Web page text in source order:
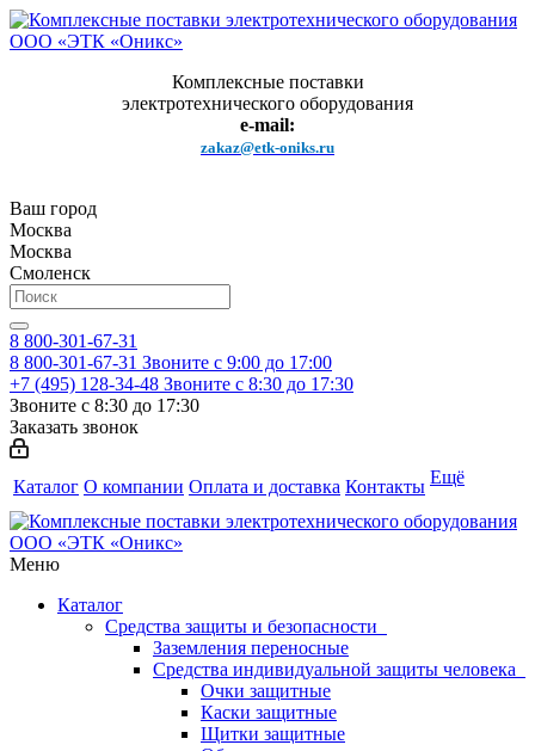
Комплексные поставки
электротехнического оборудования
e-mail:
zakaz@etk-oniks.ru
Ваш город
Москва
Москва
Смоленск
8 800-301-67-31
8 800-301-67-31 Звоните с 9:00 до 17:00
+7 (495) 128-34-48 Звоните с 8:30 до 17:30
Звоните с 8:30 до 17:30
Заказать звонок
Каталог О компании Оплата и доставка Контакты Ещё
Меню
Каталог
Средства защиты и безопасности
Заземления переносные
Средства индивидуальной защиты человека
Очки защитные
Каски защитные
Щитки защитные